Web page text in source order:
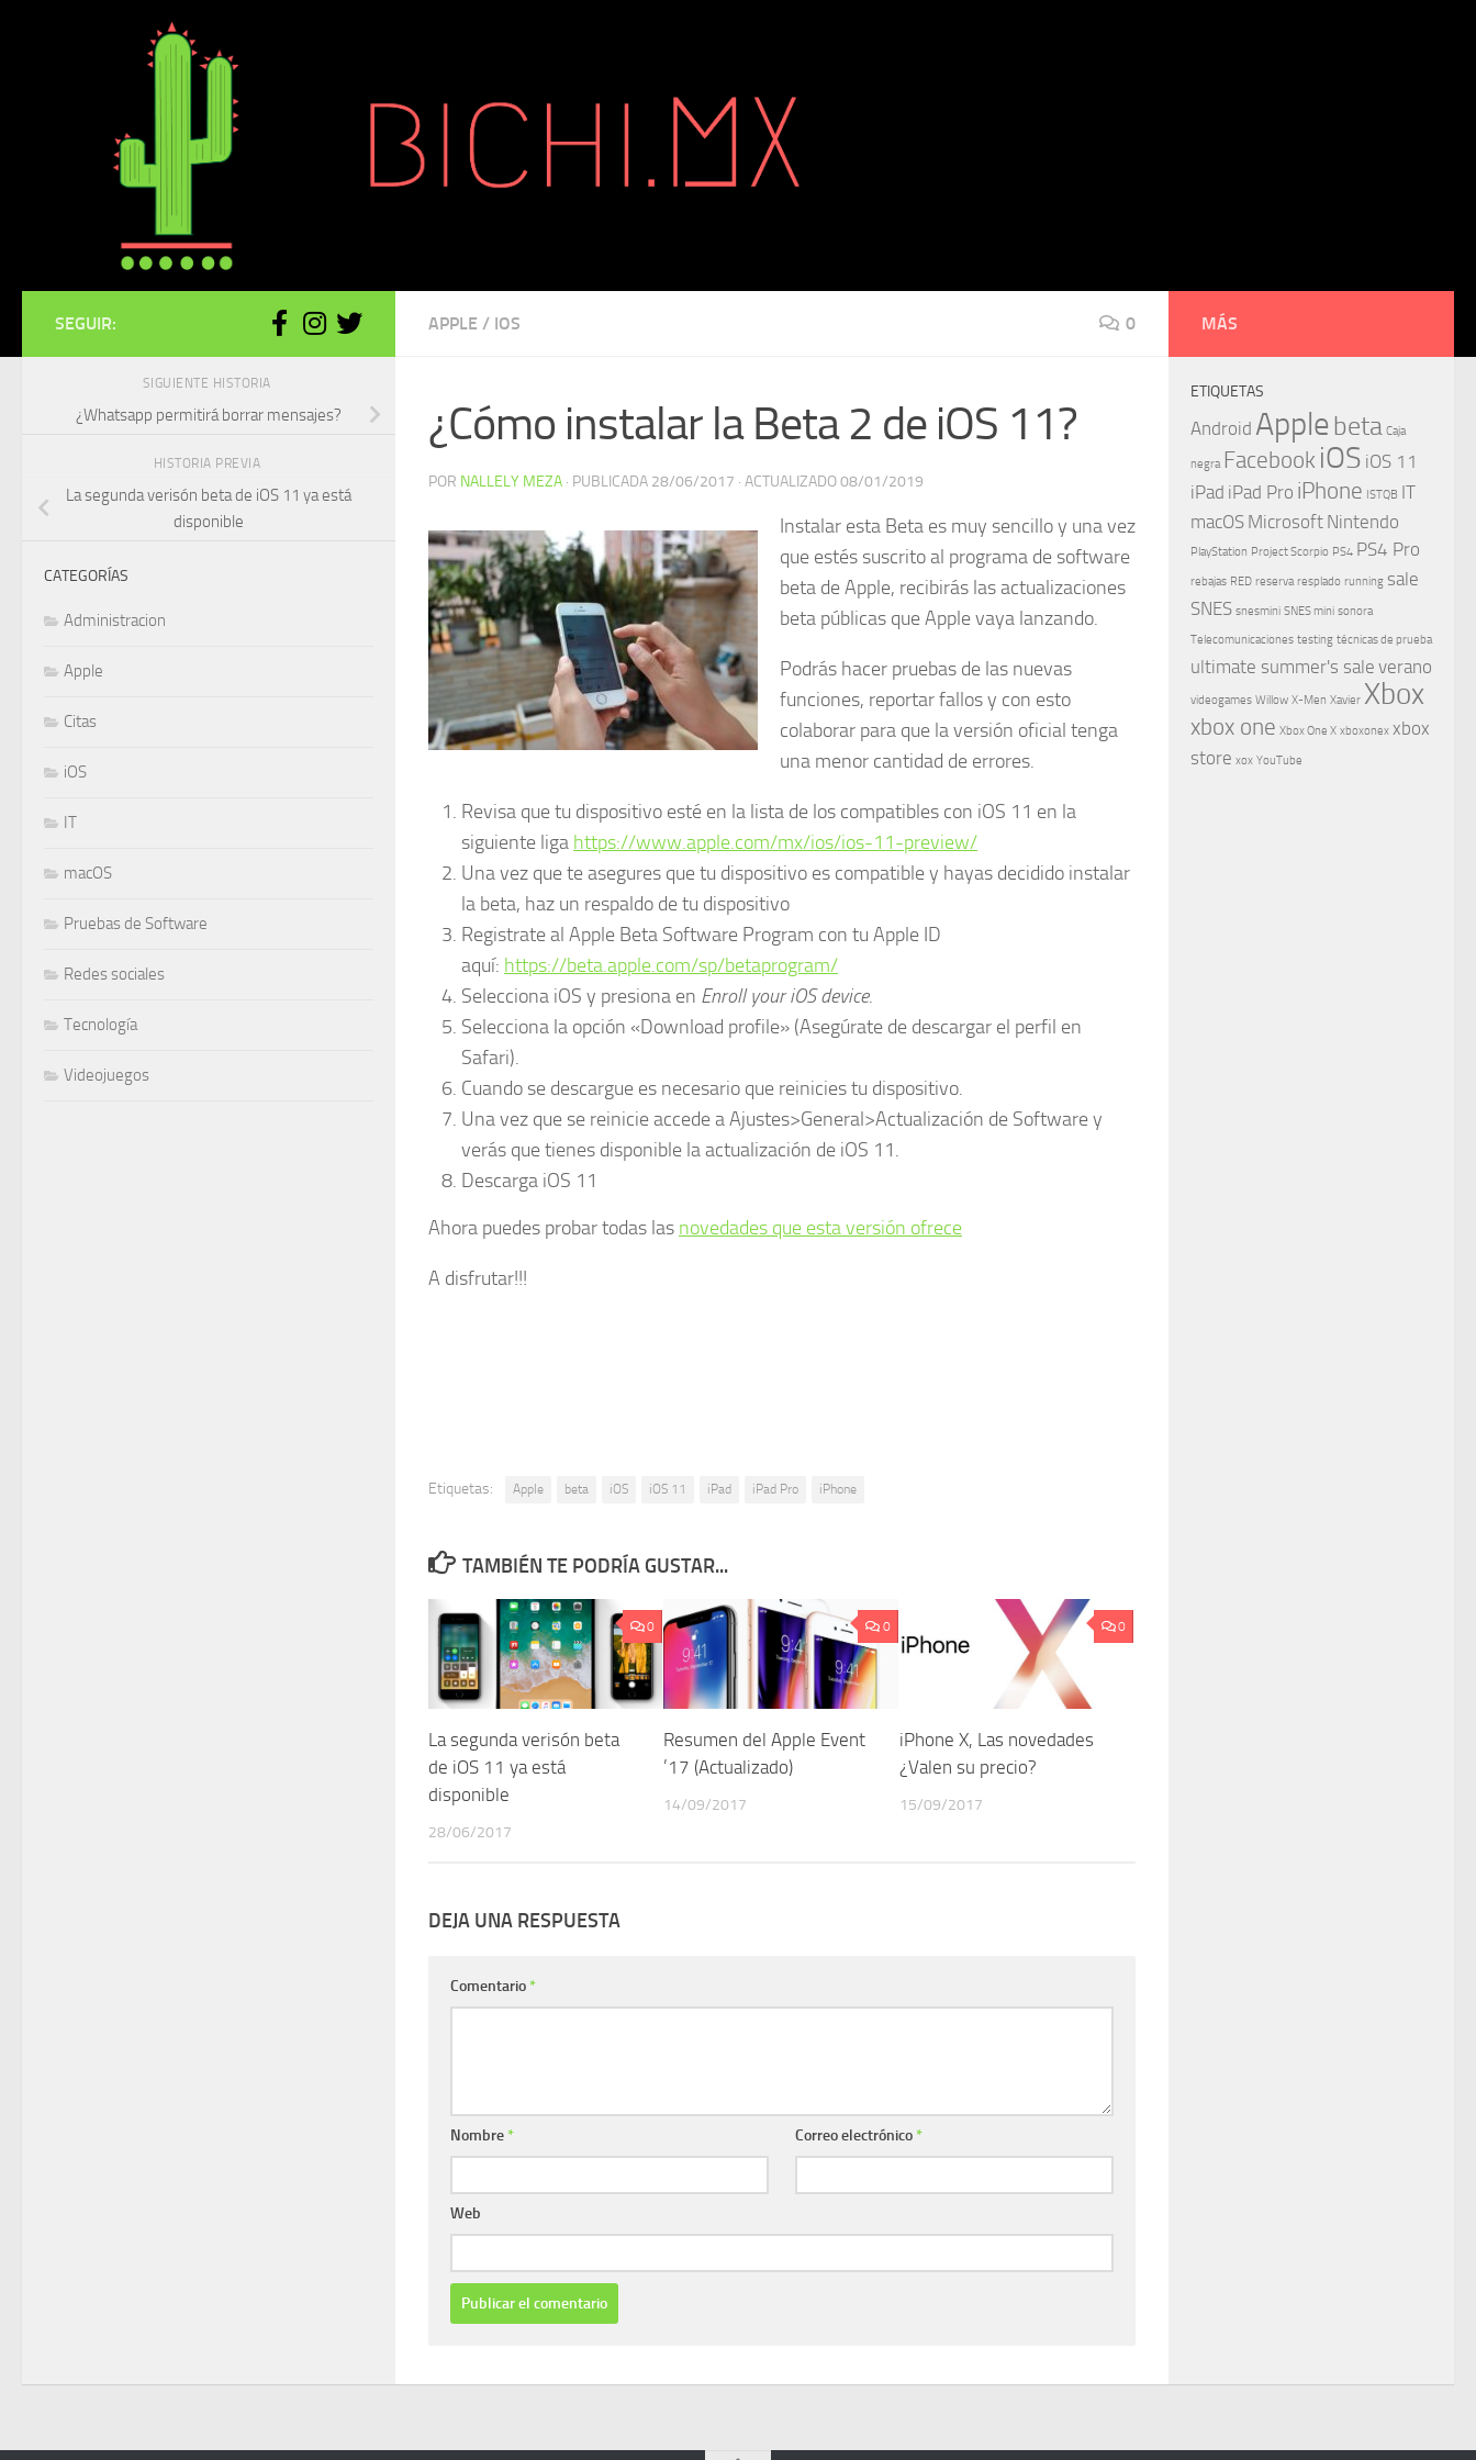
Saltar al contenido
APPLE / IOS 0
¿Cómo instalar la Beta 2 de iOS 11?
POR NALLELY MEZA · PUBLICADA 28/06/2017 · ACTUALIZADO08/01/2019
Instalar esta Beta es muy sencillo y una vez
que estés suscrito al programa de software
beta de Apple, recibirás las actualizaciones
beta públicas que Apple vaya lanzando.
Podrás hacer pruebas de las nuevas
funciones, reportar fallos y con esto
colaborar para que la versión oficial tenga
una menor cantidad de errores.
Revisa que tu dispositivo esté en la lista de los compatibles con iOS 11 en la
siguiente liga https://www.apple.com/mx/ios/ios-11-preview/
Una vez que te asegures que tu dispositivo es compatible y hayas decidido instalar
la beta, haz un respaldo de tu dispositivo
Registrate al Apple Beta Software Program con tu Apple ID
aquí: https://beta.apple.com/sp/betaprogram/
Selecciona iOS y presiona en Enroll your iOS device.
Selecciona la opción «Download profile» (Asegúrate de descargar el perfil en
Safari).
Cuando se descargue es necesario que reinicies tu dispositivo.
Una vez que se reinicie accede a Ajustes>General>Actualización de Software y
verás que tienes disponible la actualización de iOS 11.
Descarga iOS 11
Ahora puedes probar todas las novedades que esta versión ofrece
A disfrutar!!!
Etiquetas: Apple beta iOS iOS 11 iPad iPad Pro iPhone
TAMBIÉN TE PODRÍA GUSTAR...
0
La segunda verisón beta
de iOS 11 ya está
disponible
28/06/2017
0
Resumen del Apple Event
’17 (Actualizado)
14/09/2017
0
iPhone X, Las novedades
¿Valen su precio?
15/09/2017
DEJA UNA RESPUESTA
Comentario *
Nombre * Correo electrónico *
Web
SEGUIR:
SIGUIENTE HISTORIA
¿Whatsapp permitirá borrar mensajes?
HISTORIA PREVIA
La segunda verisón beta de iOS 11 ya está
disponible
CATEGORÍAS
Administracion
Apple
Citas
iOS
IT
macOS
Pruebas de Software
Redes sociales
Tecnología
Videojuegos
MÁS
ETIQUETAS
Android Applebeta Caja
negra Facebook iOS iOS 11
iPad iPad Pro iPhone ISTQB IT
macOS Microsoft Nintendo
PlayStation Project Scorpio PS4 PS4 Pro
rebajas RED reserva resplado running sale
SNES snesmini SNES mini sonora
Telecomunicaciones testing técnicas de prueba
ultimate summer's sale verano
videogames Willow X-Men Xavier Xbox
xbox one Xbox One X xboxonex xbox
store xox YouTube